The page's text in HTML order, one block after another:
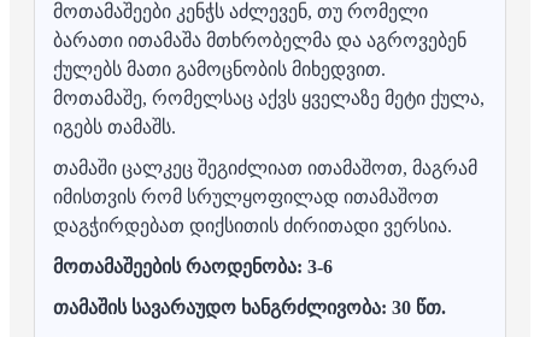
მოთამაშეები კენჭს აძლევენ, თუ რომელი
ბარათი ითამაშა მთხრობელმა და აგროვებენ
ქულებს მათი გამოცნობის მიხედვით.
მოთამაშე, რომელსაც აქვს ყველაზე მეტი ქულა,
იგებს თამაშს.
თამაში ცალკეც შეგიძლიათ ითამაშოთ, მაგრამ
იმისთვის რომ სრულყოფილად ითამაშოთ
დაგჭირდებათ დიქსითის ძირითადი ვერსია.
მოთამაშეების რაოდენობა: 3-6
თამაშის სავარაუდო ხანგრძლივობა: 30 წთ.